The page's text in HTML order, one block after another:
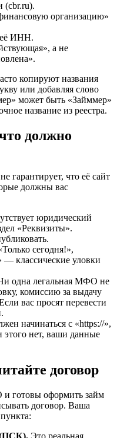
(cbr.ru).
организацию»
ИНН.
а не
копируют названия
или добавляя слово
может быть «Займмер»
название из реестра.
должно
гарантирует, что её сайт
должны вас
юридический
«Реквизиты».
сегодня!»,
— классические уловки
одна легальная МФО не
комиссию за выдачу
вас просят перевести
начинаться с «https://»,
этого нет, ваши данные
договор
готовы оформить займ
договор. Ваша
(ПСК). Это реальная